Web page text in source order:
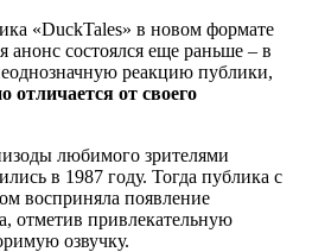
«DuckTales» в новом формате
анонс состоялся еще раньше – в
реакцию публики,
отличается от своего
любимого зрителями
в 1987 году. Тогда публика с
восприняла появление
отметив привлекательную
озвучку.